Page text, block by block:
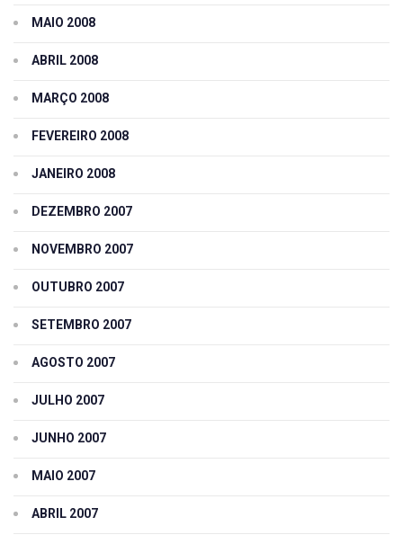
MAIO 2008
ABRIL 2008
MARÇO 2008
FEVEREIRO 2008
JANEIRO 2008
DEZEMBRO 2007
NOVEMBRO 2007
OUTUBRO 2007
SETEMBRO 2007
AGOSTO 2007
JULHO 2007
JUNHO 2007
MAIO 2007
ABRIL 2007